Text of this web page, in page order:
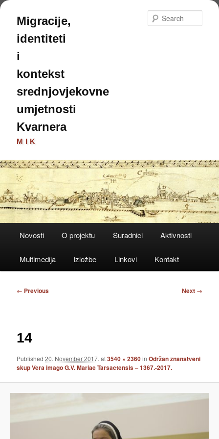
Skip
primary
content
Migracije,
identiteti
i
kontekst
srednjovjekovne
umjetnosti
Kvarnera
MIK
Novosti O projektu Suradnici Aktivnosti
Multimedija Izložbe Linkovi Kontakt
Image
← Previous Next →
14
Published20. November 2017. at3540 × 2360inOdržan znanstveni
skup Vera imago G.V. Mariae Tarsactensis – 1367.-2017.